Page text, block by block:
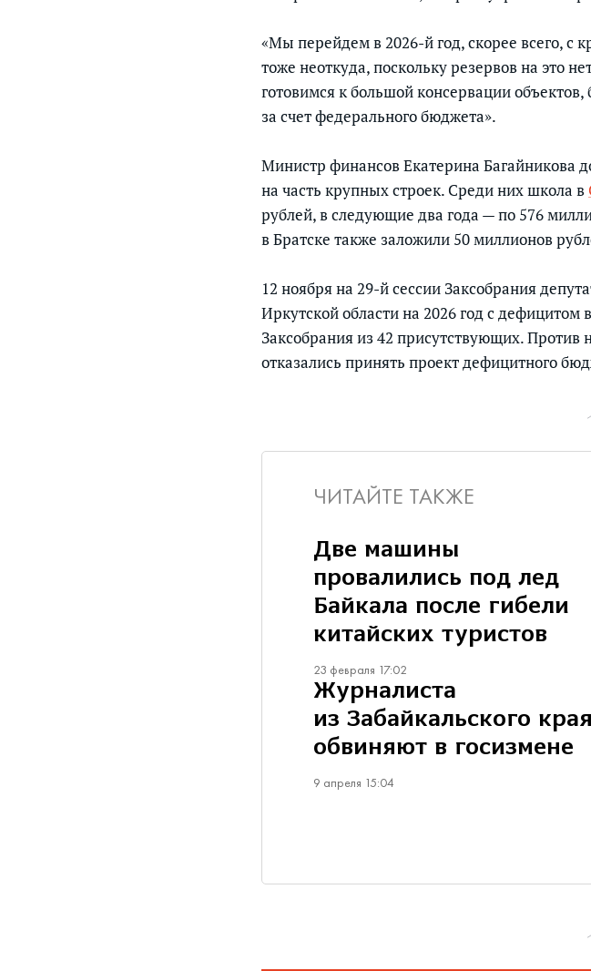
«Мы перейдем в 2026-й год, скорее всего, с
тоже неоткуда, поскольку резервов на это
готовимся к большой консервации
за счет федерального бюджета».
Министр финансов Екатерина Багайникова
на часть крупных строек. Среди них школа в
рублей, в следующие два года — по 576
в Братске также заложили 50 миллионов
12 ноября на 29-й сессии Заксобрания
Иркутской области на 2026 год с дефицитом
Заксобрания из 42 присутствующих.
отказались принять проект дефицитного
ЧИТАЙТЕ ТАКЖЕ
Две машины
провалились под лед
Байкала после гибели
китайских туристов
23 февраля 17:02
Журналиста
из Забайкальского края
обвиняют в госизмене
9 апреля 15:04